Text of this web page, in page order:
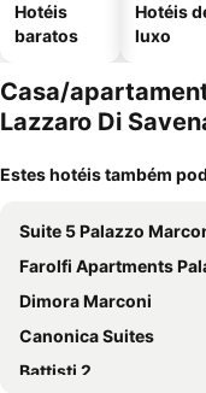
Hotéis
baratos
Hotéis
luxo
Casa/
Lazzaro Di
Estes hotéis também
Suite 5 Palazzo
Farolfi Apartments Palazzo Bargellini
Dimora Marconi
Canonica Suites
Battisti 2